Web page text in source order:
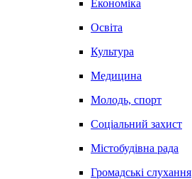
Економіка
Освіта
Культура
Медицина
Молодь, спорт
Соціальний захист
Містобудівна рада
Громадські слухання